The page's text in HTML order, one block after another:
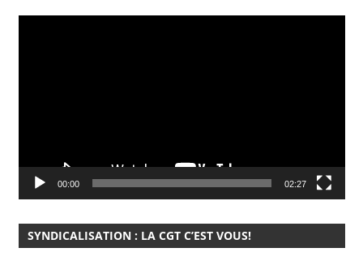
00:00 02:27
SYNDICALISATION : LA CGT C’EST VOUS!